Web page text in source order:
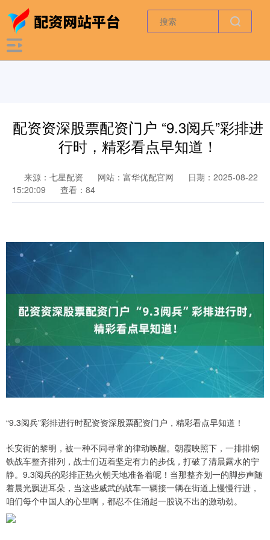
配资资深股票配资门户 “9.3阅兵”彩排进
行时，精彩看点早知道！
来源：七星配资 网站：富华优配官网
日期：2025-08-22
15:20:09
查看：84
“9.3阅兵”彩排进行时配资资深股票配资门户，精彩看点早知道！
长安街的黎明，被一种不同寻常的律动唤醒。朝霞映照下，一排排钢
铁战车整齐排列，战士们迈着坚定有力的步伐，打破了清晨露水的宁
静。9.3阅兵的彩排正热火朝天地准备着呢！当那整齐划一的脚步声随
着晨光飘进耳朵，当这些威武的战车一辆接一辆在街道上慢慢行进，
咱们每个中国人的心里啊，都忍不住涌起一股说不出的激动劲。